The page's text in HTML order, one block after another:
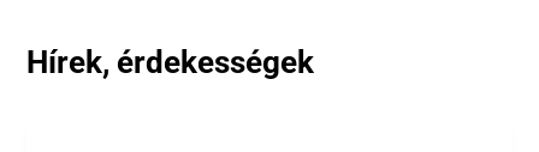
Hírek, érdekességek